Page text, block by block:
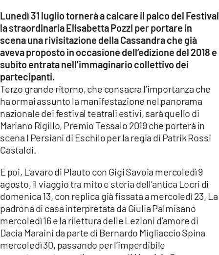
Lunedì 31 luglio tornerà a calcare il palco del Festival
la straordinaria Elisabetta Pozzi per portare in
scena una rivisitazione della Cassandra che già
aveva proposto in occasione dell’edizione del 2018 e
subito entrata nell’immaginario collettivo dei
partecipanti.
Terzo grande ritorno, che consacra l’importanza che
ha ormai assunto la manifestazione nel panorama
nazionale dei festival teatrali estivi, sarà quello di
Mariano Rigillo, Premio Tessalo 2019 che porterà in
scena I Persiani di Eschilo per la regia di Patrik Rossi
Castaldi.
E poi, L’avaro di Plauto con Gigi Savoia mercoledì 9
agosto, il viaggio tra mito e storia dell’antica Locri di
domenica 13, con replica già fissata a mercoledì 23, La
padrona di casa interpretata da Giulia Palmisano
mercoledì 16 e la rilettura delle Lezioni d’amore di
Dacia Maraini da parte di Bernardo Migliaccio Spina
mercoledì 30, passando per l’imperdibile